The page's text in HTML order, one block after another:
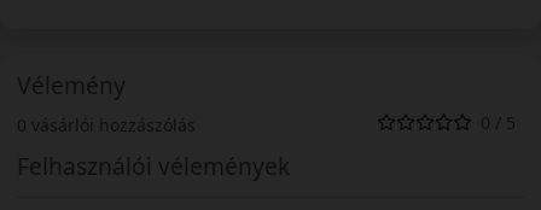
Vélemény
0 vásárlói hozzászólás 0 / 5
Felhasználói vélemények